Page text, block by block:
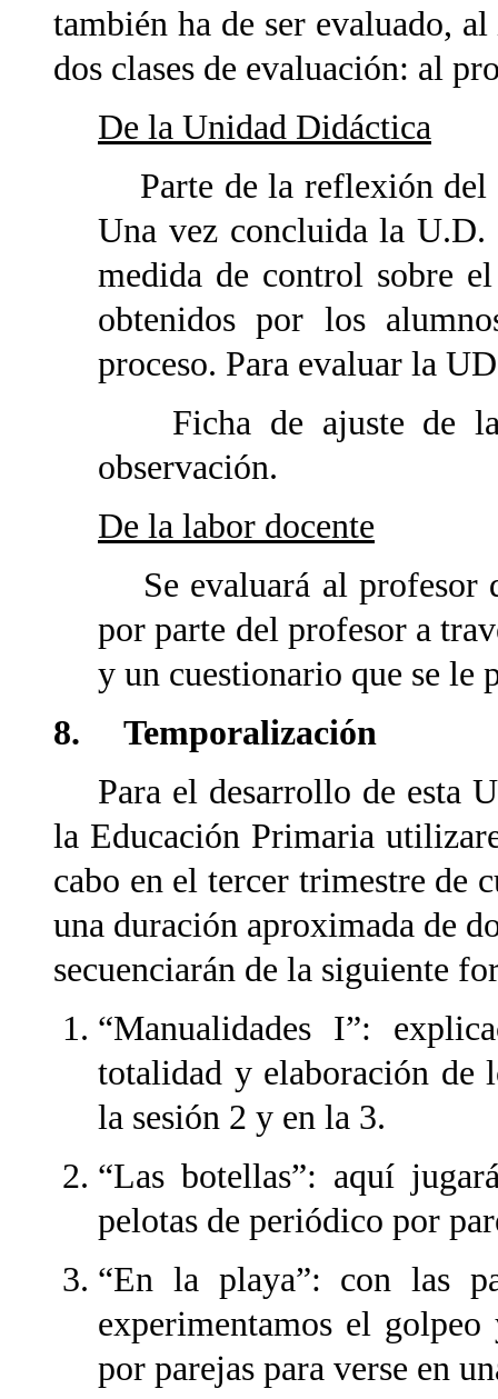
también ha de ser evaluado,
dos clases de evaluación: al
De la Unidad Didáctica
Parte de la reflexión del
Una vez concluida la U.D.
medida de control sobre
obtenidos por los
proceso. Para evaluar la
Ficha de ajuste de la
observación.
De la labor docente
Se evaluará al profesor
por parte del profesor a
y un cuestionario que se le
8. Temporalización
Para el desarrollo de esta
la Educación Primaria
cabo en el tercer trimestre de
una duración aproximada de
secuenciarán de la siguiente
“Manualidades I”:
totalidad y elaboración de
la sesión 2 y en la 3.
“Las botellas”: aquí
pelotas de periódico por
“En la playa”: con las
experimentamos el
por parejas para verse en